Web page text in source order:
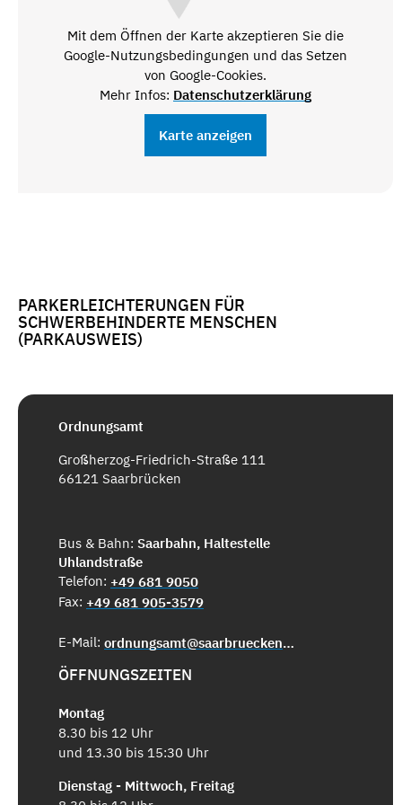
Mit dem Öffnen der Karte akzeptieren Sie die
Google-Nutzungsbedingungen und das Setzen
von Google-Cookies.
Mehr Infos: Datenschutzerklärung
Karte anzeigen
PARKERLEICHTERUNGEN FÜR
SCHWERBEHINDERTE MENSCHEN
(PARKAUSWEIS)
Ordnungsamt
Großherzog-Friedrich-Straße 111
66121 Saarbrücken
Bus & Bahn: Saarbahn, Haltestelle
Uhlandstraße
Telefon: +49 681 9050
Fax: +49 681 905-3579
E-Mail: ordnungsamt@saarbruecken.de
ÖFFNUNGSZEITEN
Montag
8.30 bis 12 Uhr
und 13.30 bis 15:30 Uhr
Dienstag - Mittwoch, Freitag